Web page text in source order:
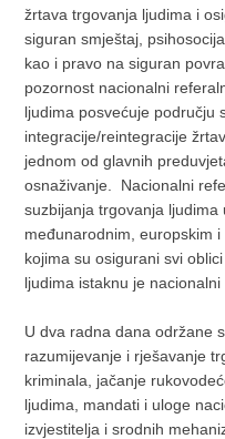
žrtava trgovanja ljudima i
siguran smještaj,
kao i pravo na siguran
pozornost nacionalni
ljudima posvećuje području
integracije/reintegracije
jednom od glavnih
osnaživanje. Nacionalni
suzbijanja trgovanja
međunarodnim, europskim
kojima su osigurani svi
ljudima istaknu je
U dva radna dana održane
razumijevanje i rješavanje
kriminala, jačanje
ljudima, mandati i uloge
izvjestitelja i srodnih